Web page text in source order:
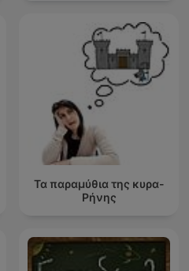
Τα παραμύθια της κυρα-
Ρήνης